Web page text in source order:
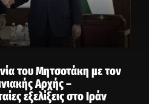
του Μητσοτάκη με τον
Αρχής –
εξελίξεις στο Ιράν